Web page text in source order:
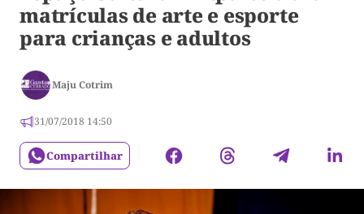
matrículas de arte e esporte
para crianças e adultos
Maju Cotrim
31/07/2018 14:50
Compartilhar